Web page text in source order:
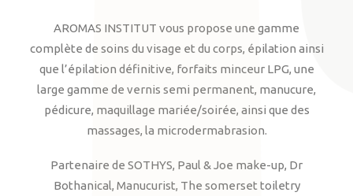
AROMAS INSTITUT vous propose une gamme
complète de soins du visage et du corps, épilation ainsi
que l’épilation définitive, forfaits minceur LPG, une
large gamme de vernis semi permanent, manucure,
pédicure, maquillage mariée/soirée, ainsi que des
massages, la microdermabrasion.
Partenaire de SOTHYS, Paul & Joe make-up, Dr
Bothanical, Manucurist, The somerset toiletry